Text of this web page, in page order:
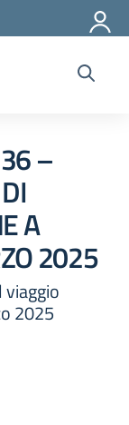
–
A
2025
2025